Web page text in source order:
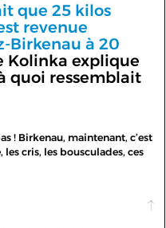
que 25 kilos
revenue
Birkenau à 20
Kolinka explique
quoi ressemblait
! Birkenau, maintenant, c’est
cris, les bousculades, ces